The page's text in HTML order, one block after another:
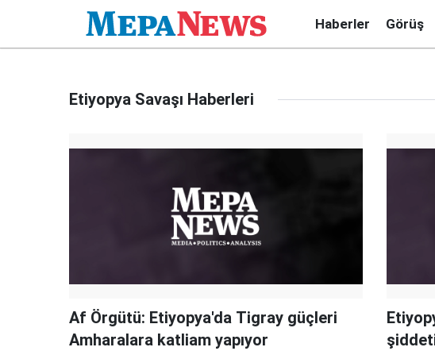
Haberler Görüş
Etiyopya Savaşı Haberleri
Af Örgütü: Etiyopya'da Tigray güçleri
Amharalara katliam yapıyor